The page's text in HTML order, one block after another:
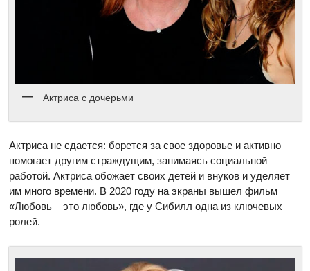
Актриса с дочерьми
Актриса не сдается: борется за свое здоровье и активно
помогает другим страждущим, занимаясь социальной
работой. Актриса обожает своих детей и внуков и уделяет
им много времени. В 2020 году на экраны вышел фильм
«Любовь – это любовь», где у Сибилл одна из ключевых
ролей.